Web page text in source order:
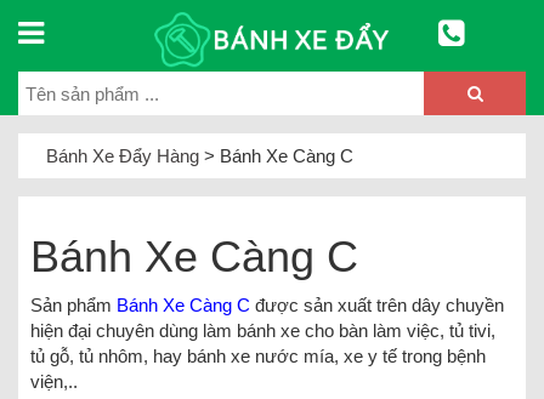
Bánh Xe Đẩy Hàng > Bánh Xe Càng C
Bánh Xe Càng C
Sản phẩm Bánh Xe Càng C được sản xuất trên dây chuyền
hiện đại chuyên dùng làm bánh xe cho bàn làm việc, tủ tivi,
tủ gỗ, tủ nhôm, hay bánh xe nước mía, xe y tế trong bệnh
viện,..